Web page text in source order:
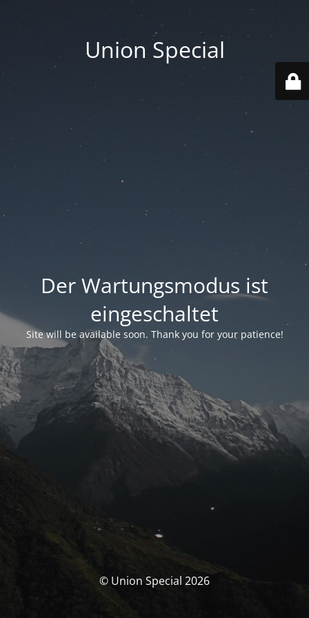
Union Special
Der Wartungsmodus ist
eingeschaltet
Site will be available soon. Thank you for your patience!
© Union Special 2026